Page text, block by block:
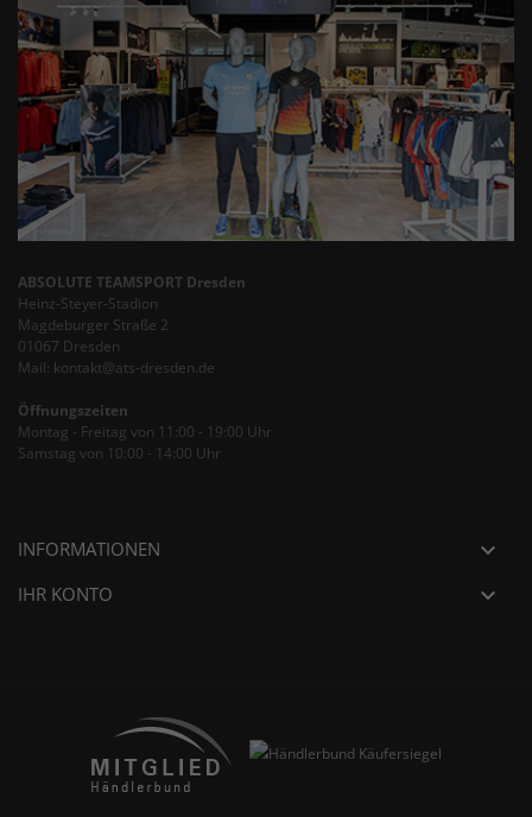
ABSOLUTE TEAMSPORT Dresden
Heinz-Steyer-Stadion
Magdeburger Straße 2
01067 Dresden
Mail: kontakt@ats-dresden.de
Öffnungszeiten
Montag - Freitag von 11:00 - 19:00 Uhr
Samstag von 10:00 - 14:00 Uhr
INFORMATIONEN 
IHR KONTO 